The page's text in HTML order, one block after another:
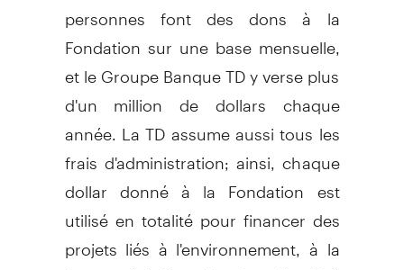
personnes font des dons à la
Fondation sur une base mensuelle,
et le Groupe Banque TD y verse plus
d'un million de dollars chaque
année. La TD assume aussi tous les
frais d'administration; ainsi, chaque
dollar donné à la Fondation est
utilisé en totalité pour financer des
projets liés à l'environnement, à la